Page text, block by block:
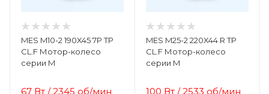
MES M10-2 190X45 7P TP
CL.F Мотор-колесо
серии M
67 Вт /2345 об/мин
MES M25-2 220X44 R TP
CL.F Мотор-колесо
серии M
100 Вт /2533 об/мин